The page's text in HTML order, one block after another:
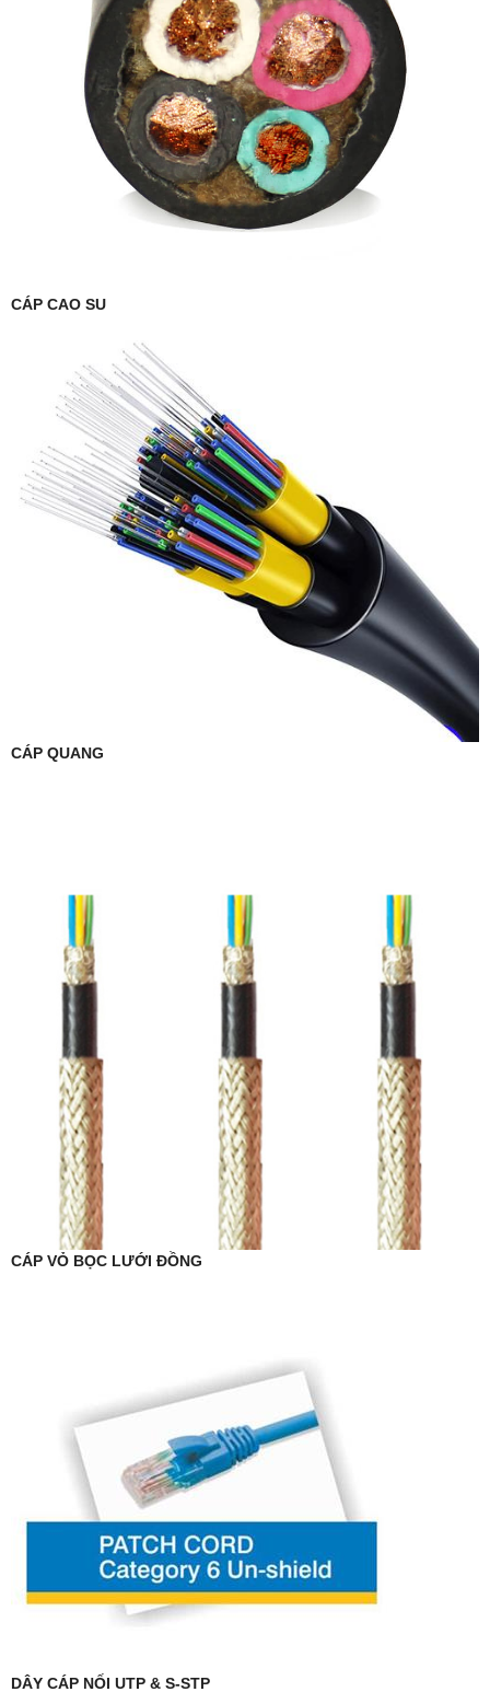
CÁP CAO SU
CÁP QUANG
CÁP VỎ BỌC LƯỚI ĐỒNG
DÂY CÁP NỐI UTP & S-STP